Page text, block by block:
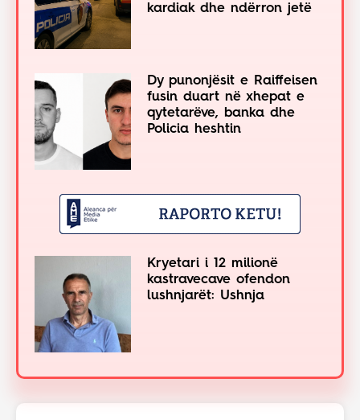
kardiak dhe ndërron jetë
Dy punonjësit e Raiffeisen
fusin duart në xhepat e
qytetarëve, banka dhe
Policia heshtin
Kryetari i 12 milionë
kastravecave ofendon
lushnjarët: Ushnja